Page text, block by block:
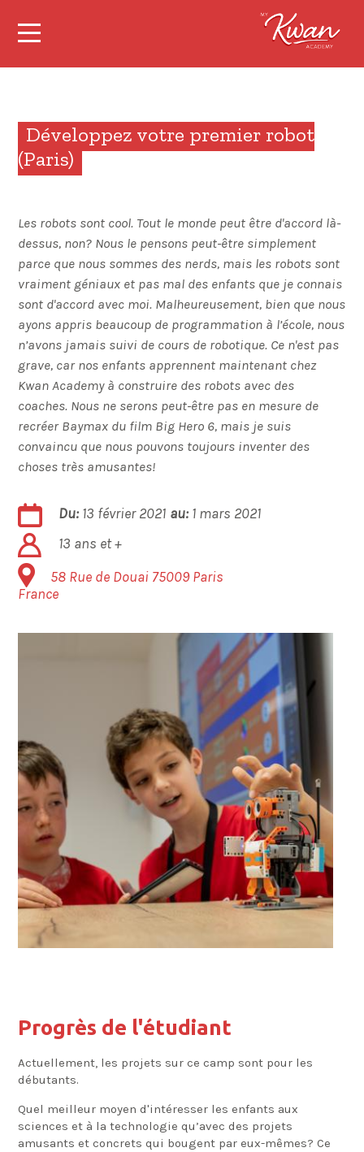
Développez votre premier robot
(Paris)
Les robots sont cool. Tout le monde peut être d'accord là-
dessus, non? Nous le pensons peut-être simplement
parce que nous sommes des nerds, mais les robots sont
vraiment géniaux et pas mal des enfants que je connais
sont d'accord avec moi. Malheureusement, bien que nous
ayons appris beaucoup de programmation à l’école, nous
n’avons jamais suivi de cours de robotique. Ce n'est pas
grave, car nos enfants apprennent maintenant chez
Kwan Academy à construire des robots avec des
coaches. Nous ne serons peut-être pas en mesure de
recréer Baymax du film Big Hero 6, mais je suis
convaincu que nous pouvons toujours inventer des
choses très amusantes!
Du:13 février 2021 au:1 mars 2021
13 ans et +
58 Rue de Douai 75009 Paris
France
Progrès de l'étudiant
Actuellement, les projets sur ce camp sont pour les
débutants.
Quel meilleur moyen d'intéresser les enfants aux
sciences et à la technologie qu’avec des projets
amusants et concrets qui bougent par eux-mêmes? Ce